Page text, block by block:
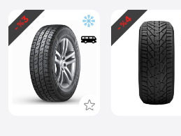
- %
3 - %
4